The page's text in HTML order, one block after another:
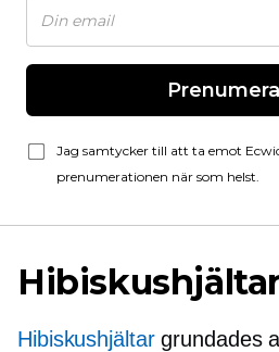
Jag samtycker till att ta emot
prenumerationen när som helst.
Hibiskushjältargrundades